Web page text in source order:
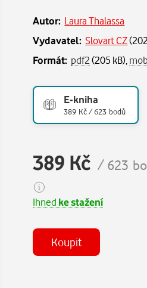
Autor: Laura Thalassa
Vydavatel: Slovart CZ(
Formát: pdf2(205 kB),
E-kniha
389 Kč / 623 bodů
389 Kč / 623
Ihned ke stažení
Koupit